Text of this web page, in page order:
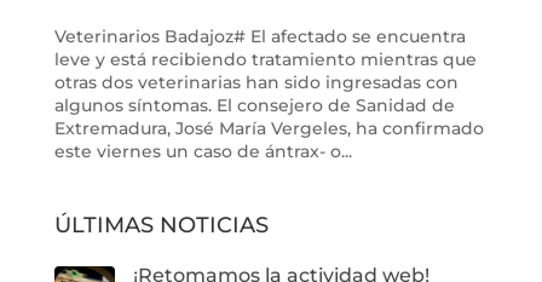
Veterinarios Badajoz# El afectado se encuentra
leve y está recibiendo tratamiento mientras que
otras dos veterinarias han sido ingresadas con
algunos síntomas. El consejero de Sanidad de
Extremadura, José María Vergeles, ha confirmado
este viernes un caso de ántrax- o...
ÚLTIMAS NOTICIAS
¡Retomamos la actividad web!